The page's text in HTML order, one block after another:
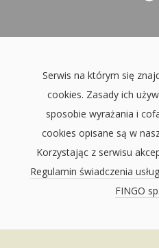
Serwis na którym się
cookies. Zasady ich
sposobie wyrażania i
cookies opisane są w
Korzystając z serwisu
Regulamin świadczenia
FINGO